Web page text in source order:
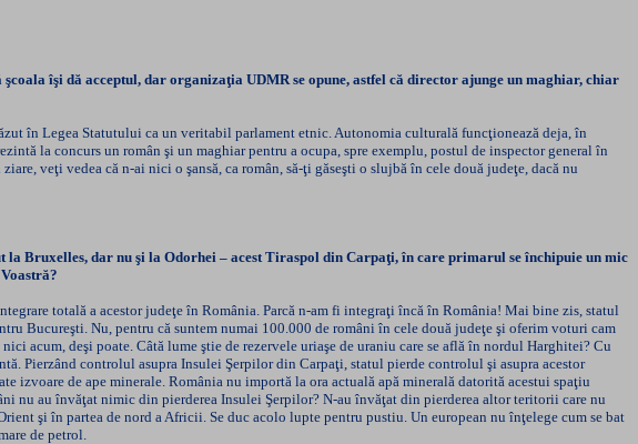
îşi dă acceptul, dar organizaţia UDMR se opune, astfel că director ajunge un maghiar, chiar
în Legea Statutului ca un veritabil parlament etnic. Autonomia culturală funcţionează deja, în
la concurs un român şi un maghiar pentru a ocupa, spre exemplu, postul de inspector general în
veţi vedea că n-ai nici o şansă, ca român, să-ţi găseşti o slujbă în cele două judeţe, dacă nu
Bruxelles, dar nu şi la Odorhei – acest Tiraspol din Carpaţi, în care primarul se închipuie un mic
totală a acestor judeţe în România. Parcă n-am fi integraţi încă în România! Mai bine zis, statul
Bucureşti. Nu, pentru că suntem numai 100.000 de români în cele două judeţe şi oferim voturi cam
acum, deşi poate. Câtă lume ştie de rezervele uriaşe de uraniu care se află în nordul Harghitei? Cu
Pierzând controlul asupra Insulei Şerpilor din Carpaţi, statul pierde controlul şi asupra acestor
izvoare de ape minerale. România nu importă la ora actuală apă minerală datorită acestui spaţiu
nu au învăţat nimic din pierderea Insulei Şerpilor? N-au învăţat din pierderea altor teritorii care nu
şi în partea de nord a Africii. Se duc acolo lupte pentru pustiu. Un european nu înţelege cum se bat
de petrol.